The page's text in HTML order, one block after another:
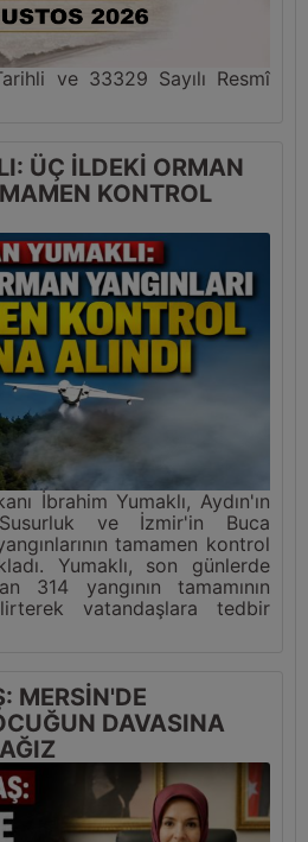
ve 33329 Sayılı Resmî
ÜÇ İLDEKİ ORMAN
KONTROL
İbrahim Yumaklı, Aydın'ın
ve İzmir'in Buca
tamamen kontrol
Yumaklı, son günlerde
314 yangının tamamının
vatandaşlara tedbir
MERSİN'DE
DAVASINA